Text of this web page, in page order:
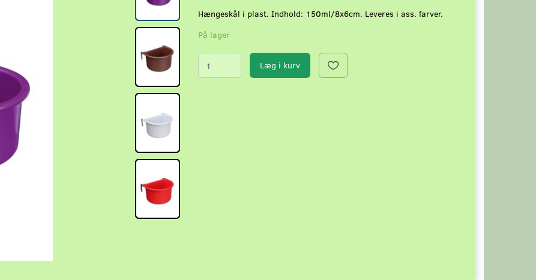
Hængeskål i plast. Indhold: 150ml/8x6cm. Leveres i ass. farver.
På lager
Læg i kurv